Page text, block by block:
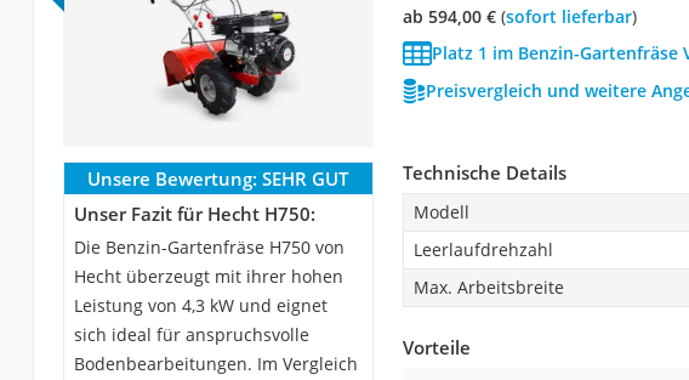
ab 594,00 €( Sofort lieferbar)
Platz 1 im Benzin-Gartenfräse
Preisvergleich und weitere
Unsere Bewertung: SEHR GUT
Unser Fazit für Hecht H750:
Die Benzin-Gartenfräse H750 von
Hecht überzeugt mit ihrer hohen
Leistung von 4,3 kW und eignet
sich ideal für anspruchsvolle
Bodenbearbeitungen. Im Vergleich
Technische Details
Modell
Leerlaufdrehzahl
Max. Arbeitsbreite
Vorteile